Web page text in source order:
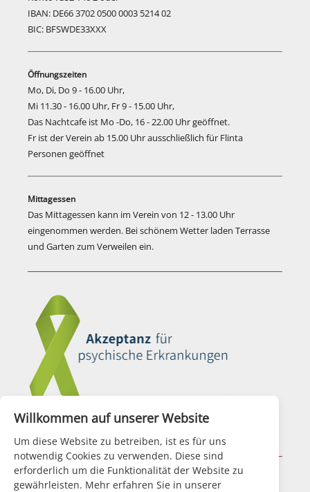
IBAN: DE66 3702 0500 0003 5214 02
BIC: BFSWDE33XXX
Öffnungszeiten
Mo, Di, Do 9 - 16.00 Uhr,
Mi 11.30 - 16.00 Uhr, Fr 9 - 15.00 Uhr,
Das Nachtcafe ist Mo -Do, 16 - 22.00 Uhr geöffnet.
Fr ist der Verein ab 15.00 Uhr ausschließlich für Flinta
Personen geöffnet
Mittagessen
Das Mittagessen kann im Verein von 12 - 13.00 Uhr
eingenommen werden. Bei schönem Wetter laden Terrasse
und Garten zum Verweilen ein.
Impressum | Datenschutz| Disclaimer
Willkommen auf unserer Website
Um diese Website zu betreiben, ist es für uns
notwendig Cookies zu verwenden. Diese sind
erforderlich um die Funktionalität der Website zu
gewährleisten. Mehr erfahren Sie in unserer